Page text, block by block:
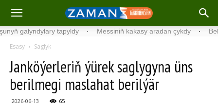
tapyldy · Messiniň kakasy aradan çykdy ·
Esasy Saglyk
Janköýerleriň ýürek saglygyna üns
berilmegi maslahat berilýär
2026-06-13 65